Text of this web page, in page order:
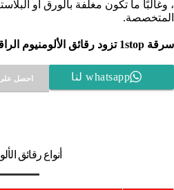
، وغالبًا ما تكون مغلفة بالورق أو
المتخصصة.
سرقة 1stop تزود رقائق الألومنيوم
whatsapp لنا احصل
أنواع رقائق